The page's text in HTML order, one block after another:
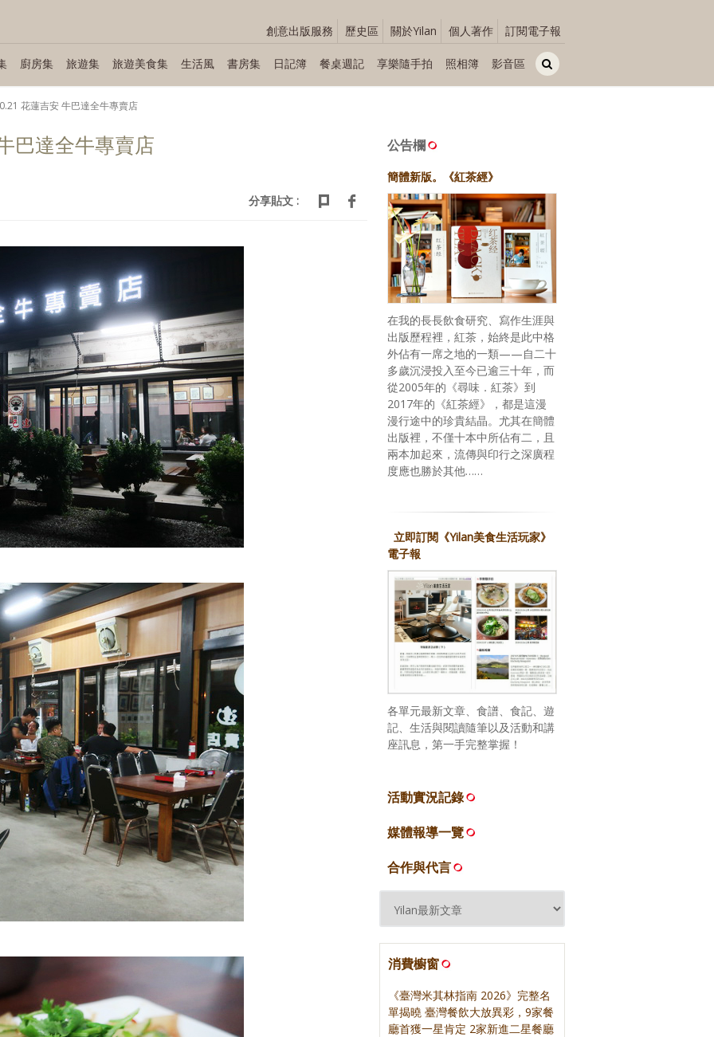
創意出版服務 歷史區 關於Yilan 個人著作 訂閱電子報
廚房集 旅遊集 旅遊美食集 生活風 書房集 日記簿 餐桌週記 享樂隨手拍 照相簿 影音區
花蓮吉安 牛巴達全牛專賣店
巴達全牛專賣店
分享貼文 :
公告欄
簡體新版。《紅茶經》
在我的長長飲食研究、寫作生涯與
出版歷程裡，紅茶，始終是此中格
外佔有一席之地的一類——自二十
多歲沉浸投入至今已逾三十年，而
從2005年的《尋味．紅茶》到
2017年的《紅茶經》，都是這漫
漫行途中的珍貴結晶。尤其在簡體
出版裡，不僅十本中所佔有二，且
兩本加起來，流傳與印行之深廣程
度應也勝於其他……
立即訂閱《Yilan美食生活玩家》
電子報
各單元最新文章、食譜、食記、遊
記、生活與閱讀隨筆以及活動和講
座訊息，第一手完整掌握！
活動實況記錄
媒體報導一覽
合作與代言
消費櫥窗
《臺灣米其林指南 2026》完整名
單揭曉 臺灣餐飲大放異彩，9家餐
廳首獲一星肯定 2家新進二星餐廳